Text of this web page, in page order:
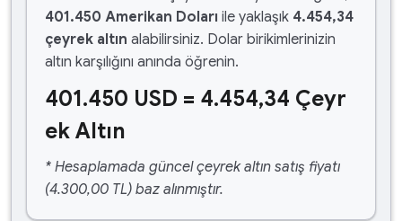
401.450 Amerikan Doları ile yaklaşık 4.454,34
çeyrek altın alabilirsiniz. Dolar birikimlerinizin
altın karşılığını anında öğrenin.
401.450 USD = 4.454,34 Çeyr
ek Altın
* Hesaplamada güncel çeyrek altın satış fiyatı
(4.300,00 TL) baz alınmıştır.